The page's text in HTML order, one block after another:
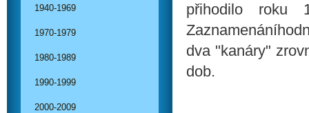
přihodilo roku
dva "kanáry"
dob.
1940-1969
1970-1979
1980-1989
1990-1999
2000-2009